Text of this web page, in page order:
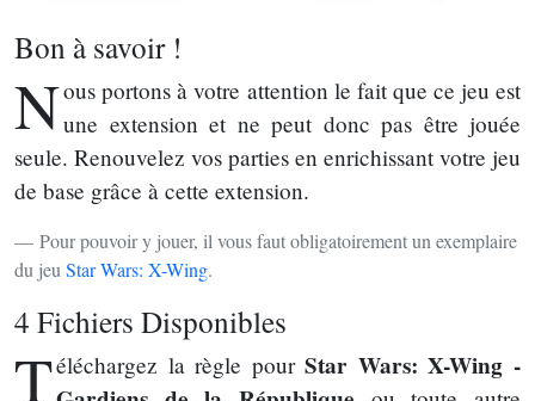
Bon à savoir !
Nous portons à votre attention le fait que ce jeu est
une extension et ne peut donc pas être jouée
seule. Renouvelez vos parties en enrichissant votre jeu
de base grâce à cette extension.
Pour pouvoir y jouer, il vous faut obligatoirement un exemplaire
du jeu Star Wars: X-Wing.
4 Fichiers Disponibles
Téléchargez la règle pourStar Wars: X-Wing -